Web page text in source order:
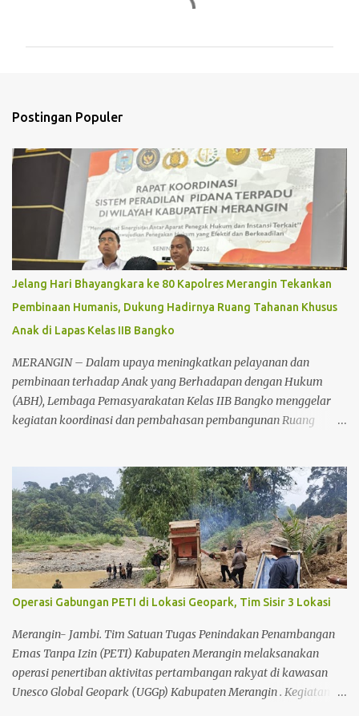
r
Postingan Populer
Jelang Hari Bhayangkara ke 80 Kapolres Merangin Tekankan
Pembinaan Humanis, Dukung Hadirnya Ruang Tahanan Khusus
Anak di Lapas Kelas IIB Bangko
MERANGIN – Dalam upaya meningkatkan pelayanan dan
pembinaan terhadap Anak yang Berhadapan dengan Hukum
(ABH), Lembaga Pemasyarakatan Kelas IIB Bangko menggelar
kegiatan koordinasi dan pembahasan pembangunan Ruang
dihadiri unsur Forum Koordinasi Pimpinan Daerah (Forkopimda)
serta aparat penegak hukum di Kabupaten Merangin. Koordinasi
tersebut dilakukan sebagai bentuk sinergitas antarinstansi dalam
mendukung rencana pembangunan fasilitas khusus bagi anak
yang berhadapan dengan hukum. Keberadaan ruang tahanan
khusus anak dinilai penting guna memberikan pelayanan yang
lebih manusiawi serta menunjang proses pembinaan sesuai
dengan ketentuan perundang-undangan yang berlaku. Kegiatan
dihadiri oleh Kapolres Merangin AKBP Kiki Firmansyah Effendi,
S.I.K., M.H., Dandim 0420/Sarko Letkol Inf Yakhya Wisnu Arianto,
Ketua Pengadilan Negeri Bangko Acep Sopian Sauri, S.H., M.H., K...
Operasi Gabungan PETI di Lokasi Geopark, Tim Sisir 3 Lokasi
Merangin- Jambi. Tim Satuan Tugas Penindakan Penambangan
Emas Tanpa Izin (PETI) Kabupaten Merangin melaksanakan
operasi penertiban aktivitas pertambangan rakyat di kawasan
Unesco Global Geopark (UGGp) Kabupaten Merangin . Kegiatan